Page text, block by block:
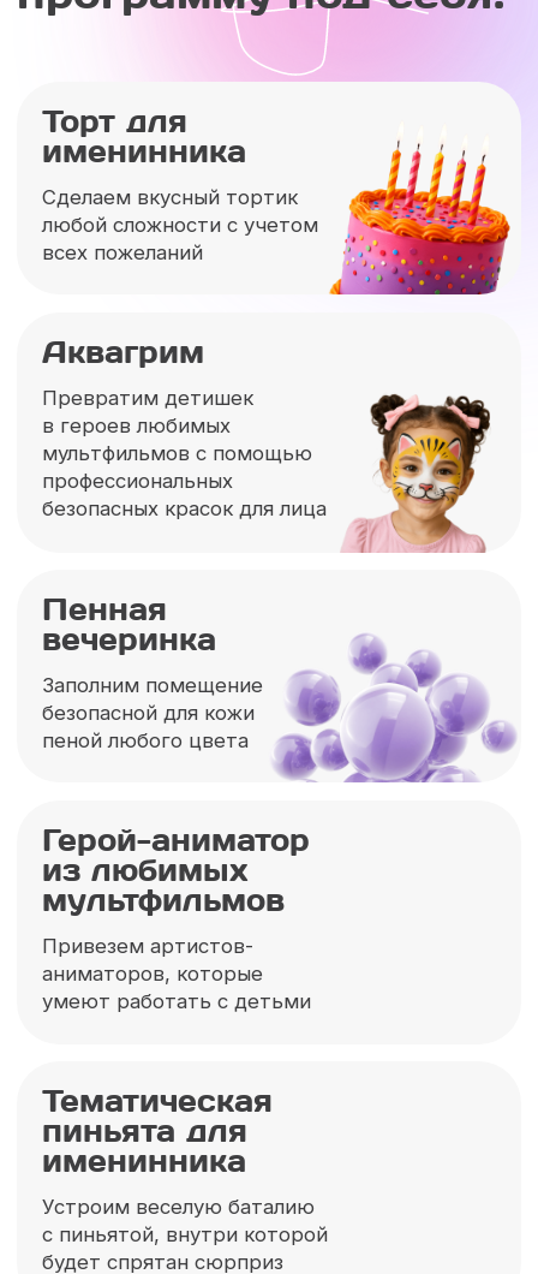
Праздники
с любимыми
героями, которые
ваш ребенок
точно не забудет
Наши артисты умело создают настоящее
волшебство для детей и погружают
их в мир любимых героев!
Актёры с большим
сердцем и опытом
Три Кота
Один из самых популярных